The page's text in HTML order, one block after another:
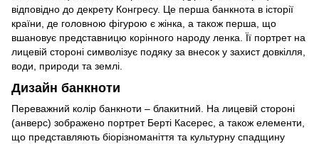
відповідно до декрету Конгресу. Це перша банкнота в історії
країни, де головною фігурою є жінка, а також перша, що
вшановує представницю корінного народу ленка. Її портрет на
лицевій стороні символізує подяку за внесок у захист довкілля,
води, природи та землі.
Дизайн банкноти
Переважний колір банкноти – блакитний. На лицевій стороні
(анверс) зображено портрет Берті Касерес, а також елементи,
що представляють біорізноманіття та культурну спадщину